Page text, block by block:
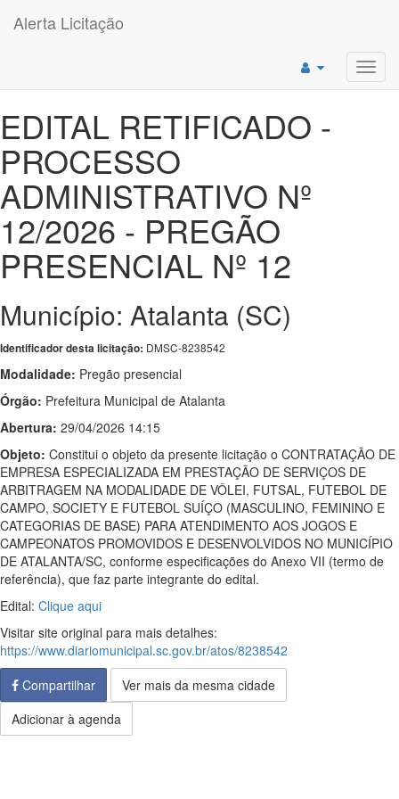
Alerta Licitação
EDITAL RETIFICADO -
PROCESSO
ADMINISTRATIVO Nº
12/2026 - PREGÃO
PRESENCIAL Nº 12
Município: Atalanta (SC)
Identificador desta licitação: DMSC-8238542
Modalidade: Pregão presencial
Órgão: Prefeitura Municipal de Atalanta
Abertura: 29/04/2026 14:15
Objeto: Constitui o objeto da presente licitação o CONTRATAÇÃO DE
EMPRESA ESPECIALIZADA EM PRESTAÇÃO DE SERVIÇOS DE
ARBITRAGEM NA MODALIDADE DE VÔLEI, FUTSAL, FUTEBOL DE
CAMPO, SOCIETY E FUTEBOL SUÍÇO (MASCULINO, FEMININO E
CATEGORIAS DE BASE) PARA ATENDIMENTO AOS JOGOS E
CAMPEONATOS PROMOVIDOS E DESENVOLVIDOS NO MUNICÍPIO
DE ATALANTA/SC, conforme especificações do Anexo VII (termo de
referência), que faz parte integrante do edital.
Edital: Clique aqui
Visitar site original para mais detalhes:
https://www.diariomunicipal.sc.gov.br/atos/8238542
Compartilhar
Ver mais da mesma cidade
Adicionar à agenda